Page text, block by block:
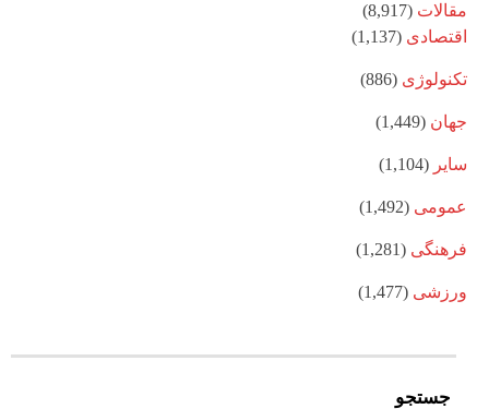
مقالات (8,917)
اقتصادی (1,137)
تکنولوژی (886)
جهان (1,449)
سایر (1,104)
عمومی (1,492)
فرهنگی (1,281)
ورزشی (1,477)
جستجو